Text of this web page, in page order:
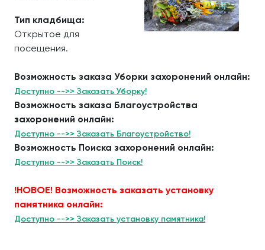
Тип кладбища:
Открытое для
посещения.
Возможность заказа Уборки захоронений онлайн:
Доступно -->> Заказать Уборку!
Возможность заказа Благоустройства
захоронений онлайн:
Доступно -->> Заказать Благоустройство!
Возможность Поиска захоронений онлайн:
Доступно -->> Заказать Поиск!
!НОВОЕ! Возможность заказать установку
памятника онлайн:
Доступно -->> Заказать установку памятника!